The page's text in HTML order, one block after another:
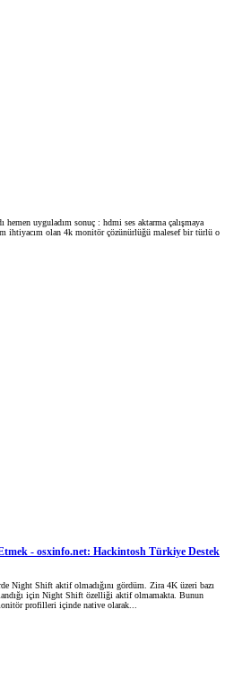
uyguladım sonuç : hdmi ses aktarma çalışmaya
ihtiyacım olan 4k monitör çözünürlüğü malesef bir türlü o
- osxinfo.net: Hackintosh Türkiye Destek
Night Shift aktif olmadığını gördüm. Zira 4K üzeri bazı
için Night Shift özelliği aktif olmamakta. Bunun
profilleri içinde native olarak...